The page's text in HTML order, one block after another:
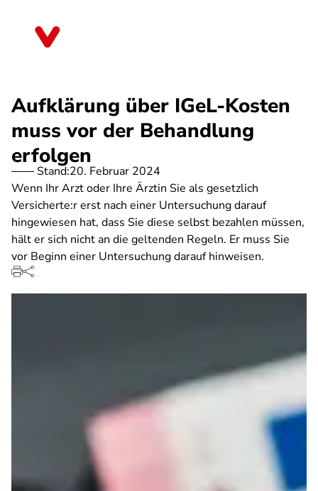
Aufklärung über IGeL-Kosten
muss vor der Behandlung
erfolgen
Stand:20. Februar 2024
Wenn Ihr Arzt oder Ihre Ärztin Sie als gesetzlich
Versicherte:r erst nach einer Untersuchung darauf
hingewiesen hat, dass Sie diese selbst bezahlen müssen,
hält er sich nicht an die geltenden Regeln. Er muss Sie
vor Beginn einer Untersuchung darauf hinweisen.